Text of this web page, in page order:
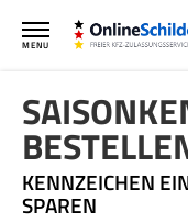
MENU
KENNZEICHEN
SPAREN